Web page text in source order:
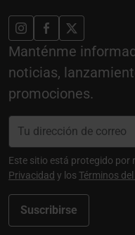
Manténme
noticias,
promociones.
Suscribirse
Este sitio está protegido por
Privacidad y losTérminos